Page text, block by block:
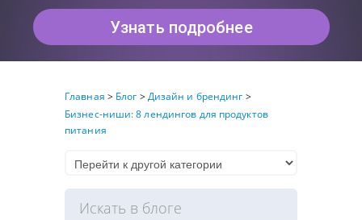
Узнать подробнее
Главная > Блог >Дизайн и брендинг >
Бизнес-ниши: 8 лендингов для продуктов
питания